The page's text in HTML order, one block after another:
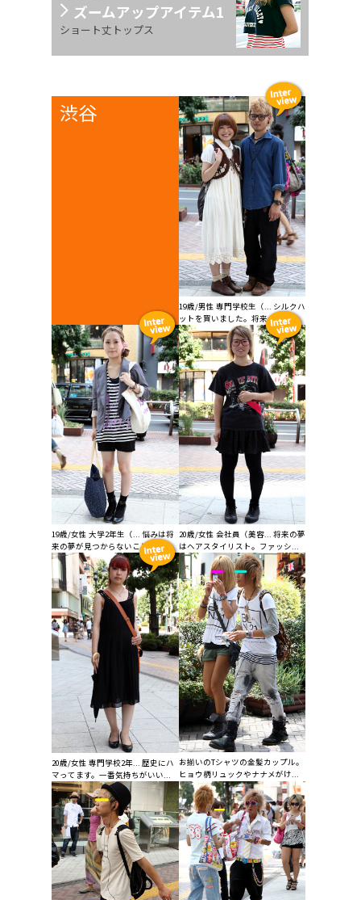
ズームアップアイテム1
ショート丈トップス
渋谷
19歳/男性 専門学校生（... シルクハ
ットを買いました。将来の夢は...
19歳/女性 大学2年生（... 悩みは将
来の夢が見つからないこと。今...
20歳/女性 会社員（美容... 将来の夢
はヘアスタイリスト。ファッシ...
20歳/女性 専門学校2年... 歴史にハ
マってます。一番気持ちがいい...
お揃いのTシャツの金髪カップル。
ヒョウ柄リュックやナナメがけ...